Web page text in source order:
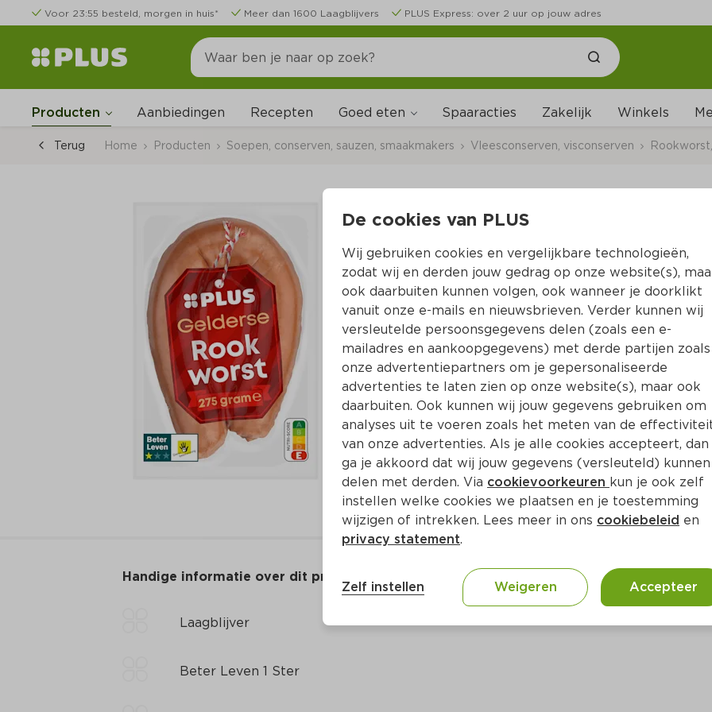
Voor 23:55 besteld, morgen in huis* Meer dan 1600 Laagblijvers PLUS Express: over 2 uur op jouw adres
Producten Aanbiedingen Recepten Goed eten Spaaracties Zakelijk Winkels
Terug Home Producten Soepen, conserven, sauzen, smaakmakers Vleesconserven, visconserven
PLUS Gelderse
Per Krimp 275 g  (per kilo €7.24)
1.99
Toevoegen
Handige informatie over dit product
Laagblijver
Beter Leven 1 Ster
De cookies van PLUS
Wij gebruiken cookies en vergelijkbare technologieën,
zodat wij en derden jouw gedrag op onze website(s),
ook daarbuiten kunnen volgen, ook wanneer je doorklikt
vanuit onze e-mails en nieuwsbrieven. Verder kunnen wij
versleutelde persoonsgegevens delen (zoals een e-
mailadres en aankoopgegevens) met derde partijen zoals
onze advertentiepartners om je gepersonaliseerde
advertenties te laten zien op onze website(s), maar ook
daarbuiten. Ook kunnen wij jouw gegevens gebruiken om
analyses uit te voeren zoals het meten van de
van onze advertenties. Als je alle cookies accepteert, dan
ga je akkoord dat wij jouw gegevens (versleuteld) kunnen
delen met derden. Via cookievoorkeuren kun je ook zelf
instellen welke cookies we plaatsen en je toestemming
wijzigen of intrekken. Lees meer in ons cookiebeleid en
privacy statement.
Zelf instellen Weigeren Accepteer